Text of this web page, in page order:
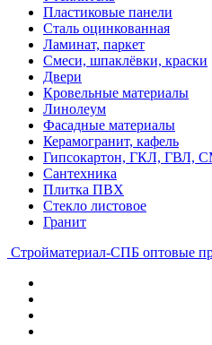
Пластиковые панели
Сталь оцинкованная
Ламинат, паркет
Смеси, шпаклёвки, краски
Двери
Кровельные материалы
Линолеум
Фасадные материалы
Керамогранит, кафель
Гипсокартон, ГКЛ, ГВЛ,
Сантехника
Плитка ПВХ
Стекло листовое
Гранит
Стройматериал-СПБ оптовые